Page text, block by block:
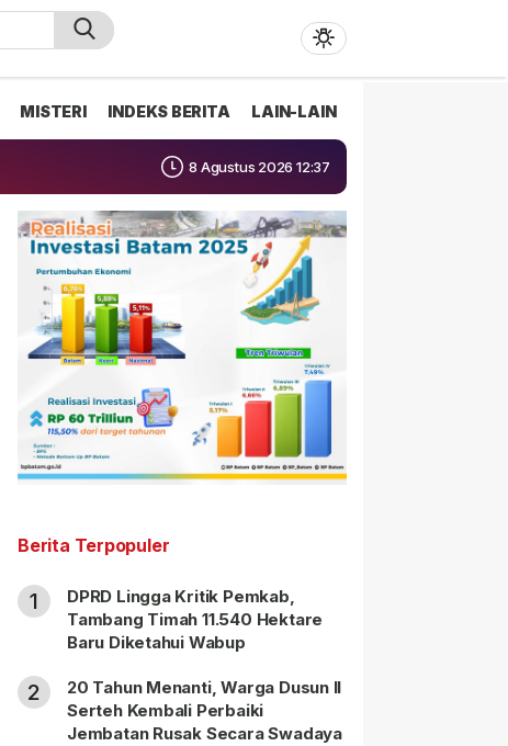
MISTERI INDEKS BERITA LAIN-LAIN
8 Agustus 2026 12:37
Berita Terpopuler
1
DPRD Lingga Kritik Pemkab,
Tambang Timah 11.540 Hektare
Baru Diketahui Wabup
2
20 Tahun Menanti, Warga Dusun II
Serteh Kembali Perbaiki
Jembatan Rusak Secara Swadaya